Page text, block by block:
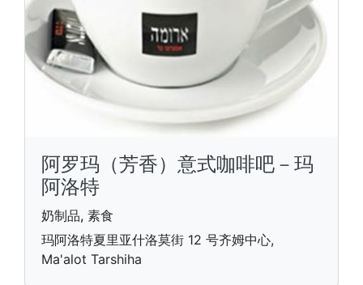
阿罗玛（芳香）意式咖啡吧－玛
阿洛特
奶制品, 素食
玛阿洛特夏里亚什洛莫街 12 号齐姆中心,
Ma'alot Tarshiha